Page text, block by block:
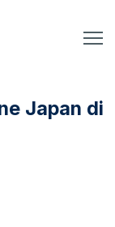
Japan di